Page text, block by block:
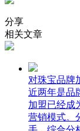
分享
相关文章
对珠宝品牌
近两年是品
加盟已经成
营销模式。